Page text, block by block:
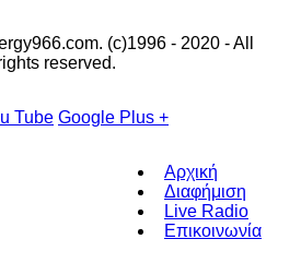
(c)1996 - 2020 - All
reserved.
Tube Google Plus +
Αρχική
Διαφήμιση
Live Radio
Επικοινωνία